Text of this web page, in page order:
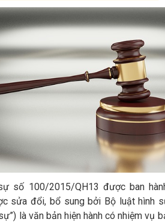
số 100/2015/QH13 được ban
sửa đổi, bổ sung bởi Bộ luật hình
là văn bản hiện hành có nhiệm vụ